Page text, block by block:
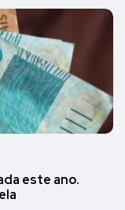
este ano.